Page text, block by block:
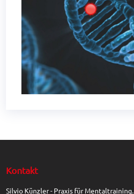
Kontakt
Silvio Künzler - Praxis für Mentaltraining.